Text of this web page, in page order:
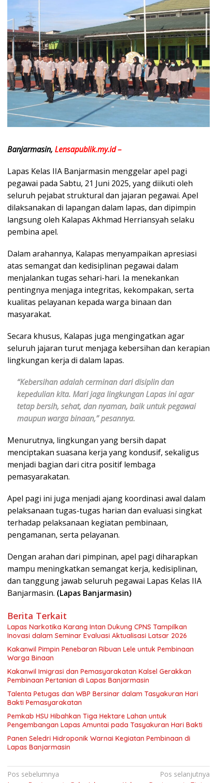
Banjarmasin, Lensapublik.my.id –
Lapas Kelas IIA Banjarmasin menggelar apel pagi
pegawai pada Sabtu, 21 Juni 2025, yang diikuti oleh
seluruh pejabat struktural dan jajaran pegawai. Apel
dilaksanakan di lapangan dalam lapas, dan dipimpin
langsung oleh Kalapas Akhmad Herriansyah selaku
pembina apel.
Dalam arahannya, Kalapas menyampaikan apresiasi
atas semangat dan kedisiplinan pegawai dalam
menjalankan tugas sehari-hari. Ia menekankan
pentingnya menjaga integritas, kekompakan, serta
kualitas pelayanan kepada warga binaan dan
masyarakat.
Secara khusus, Kalapas juga mengingatkan agar
seluruh jajaran turut menjaga kebersihan dan kerapian
lingkungan kerja di dalam lapas.
“Kebersihan adalah cerminan dari disiplin dan
kepedulian kita. Mari jaga lingkungan Lapas ini agar
tetap bersih, sehat, dan nyaman, baik untuk pegawai
maupun warga binaan,” pesannya.
Menurutnya, lingkungan yang bersih dapat
menciptakan suasana kerja yang kondusif, sekaligus
menjadi bagian dari citra positif lembaga
pemasyarakatan.
Apel pagi ini juga menjadi ajang koordinasi awal dalam
pelaksanaan tugas-tugas harian dan evaluasi singkat
terhadap pelaksanaan kegiatan pembinaan,
pengamanan, serta pelayanan.
Dengan arahan dari pimpinan, apel pagi diharapkan
mampu meningkatkan semangat kerja, kedisiplinan,
dan tanggung jawab seluruh pegawai Lapas Kelas IIA
Banjarmasin. (Lapas Banjarmasin)
Berita Terkait
Lapas Narkotika Karang Intan Dukung CPNS Tampilkan
Inovasi dalam Seminar Evaluasi Aktualisasi Latsar 2026
Kakanwil Pimpin Penebaran Ribuan Lele untuk Pembinaan
Warga Binaan
Kakanwil Imigrasi dan Pemasyarakatan Kalsel Gerakkan
Pembinaan Pertanian di Lapas Banjarmasin
Talenta Petugas dan WBP Bersinar dalam Tasyakuran Hari
Bakti Pemasyarakatan
Pemkab HSU Hibahkan Tiga Hektare Lahan untuk
Pengembangan Lapas Amuntai pada Tasyakuran Hari Bakti
Panen Seledri Hidroponik Warnai Kegiatan Pembinaan di
Lapas Banjarmasin
Navigasi
Pos sebelumnya
Pos selanjutnya